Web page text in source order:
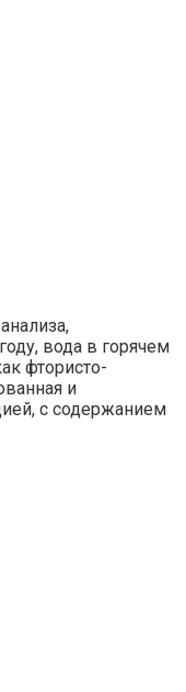
вода в горячем
фтористо-
и
с содержанием